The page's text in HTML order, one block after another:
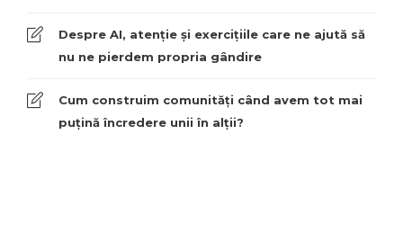
Despre AI, atenție și exercițiile care ne ajută să
nu ne pierdem propria gândire
Cum construim comunități când avem tot mai
puțină încredere unii în alții?